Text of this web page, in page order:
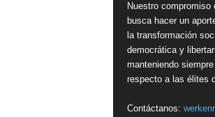
Nuestro
busca hacer un
la transformación
democrática y
manteniendo
respecto a las élites
Contáctanos: